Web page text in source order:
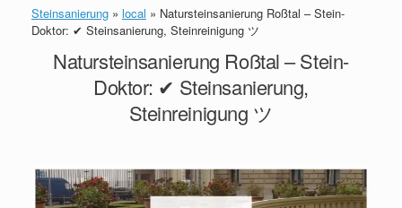
Steinsanierung » local » Natursteinsanierung Roßtal – Stein-
Doktor: ✔ Steinsanierung, Steinreinigung ツ
Natursteinsanierung Roßtal – Stein-
Doktor: ✔ Steinsanierung,
Steinreinigung ツ